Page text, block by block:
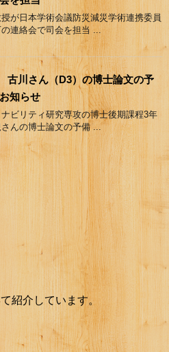
が日本学術会議防災減災学術連携委員
連絡会で司会を担当 ...
古川さん（D3）の博士論文の予
知らせ
ビリティ研究専攻の博士後期課程3年
んの博士論文の予備 ...
紹介しています。